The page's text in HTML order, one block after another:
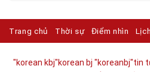
Trang chủ Thời sự Điểm nhìn
"korean kbj​"korean bj "koreanbj​"tin